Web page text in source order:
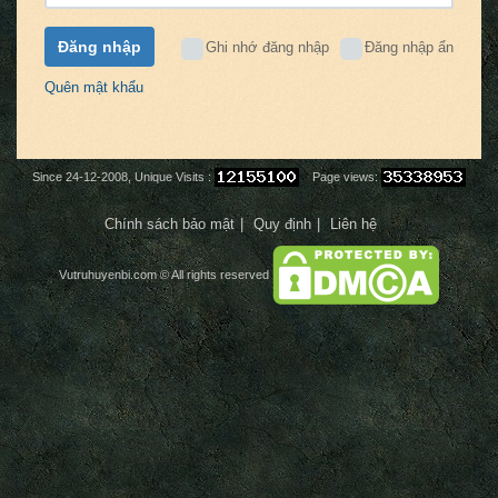
Ghi nhớ đăng nhập Đăng nhập ẩn
Đăng nhập
Quên mật khẩu
Since 24-12-2008, Unique Visits : Page views:
Chính sách bảo mật Quy định Liên hệ
Vutruhuyenbi.com© All rights reserved